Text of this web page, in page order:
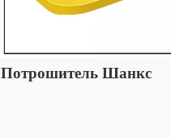
Потрошитель Шанкс